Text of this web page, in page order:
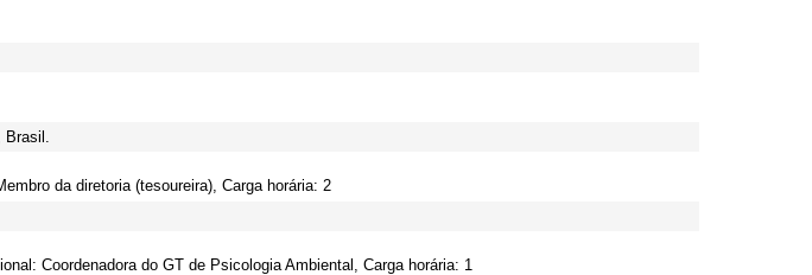
Brasil.
da diretoria (tesoureira), Carga horária: 2
Coordenadora do GT de Psicologia Ambiental, Carga horária: 1